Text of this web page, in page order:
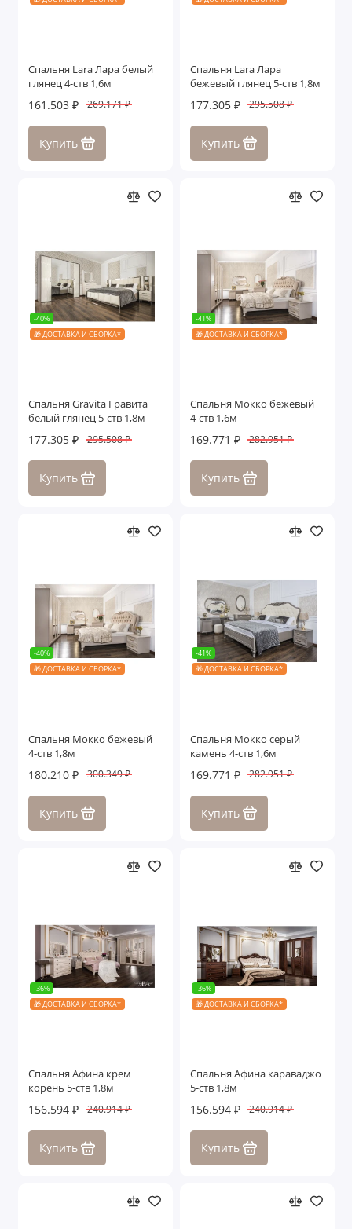
Спальня Lara Лара белый
глянец 4-ств 1,6м
161.503 ₽ 269.171 ₽
Купить
Спальня Lara Лара
бежевый глянец 5-ств 1,8м
177.305 ₽ 295.508 ₽
Купить
-40%
🎁 ДОСТАВКА И СБОРКА*
Спальня Gravita Гравита
белый глянец 5-ств 1,8м
177.305 ₽ 295.508 ₽
Купить
-41%
🎁 ДОСТАВКА И СБОРКА*
Спальня Мокко бежевый
4-ств 1,6м
169.771 ₽ 282.951 ₽
Купить
-40%
🎁 ДОСТАВКА И СБОРКА*
Спальня Мокко бежевый
4-ств 1,8м
180.210 ₽ 300.349 ₽
Купить
-41%
🎁 ДОСТАВКА И СБОРКА*
Спальня Мокко серый
камень 4-ств 1,6м
169.771 ₽ 282.951 ₽
Купить
-36%
🎁 ДОСТАВКА И СБОРКА*
Спальня Афина крем
корень 5-ств 1,8м
156.594 ₽ 240.914 ₽
Купить
-36%
🎁 ДОСТАВКА И СБОРКА*
Спальня Афина караваджо
5-ств 1,8м
156.594 ₽ 240.914 ₽
Купить